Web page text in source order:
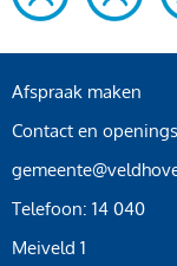
Afspraak maken
Contact en
Telefoon: 14 040
Meiveld 1